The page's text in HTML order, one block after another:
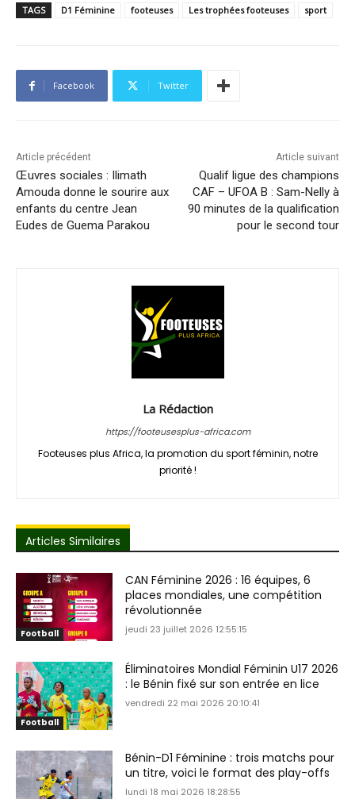
TAGS D1 Féminine footeuses Les trophées footeuses sport
Facebook Twitter
Article précédent
Œuvres sociales : Ilimath
Amouda donne le sourire aux
enfants du centre Jean
Eudes de Guema Parakou
Article suivant
Qualif ligue des champions
CAF – UFOA B : Sam-Nelly à
90 minutes de la qualification
pour le second tour
La Rédaction
https://footeusesplus-africa.com
Footeuses plus Africa, la promotion du sport féminin, notre
priorité !
Articles Similaires
Football
CAN Féminine 2026 : 16 équipes, 6
places mondiales, une compétition
révolutionnée
jeudi 23 juillet 2026 12:55:15
Football
Éliminatoires Mondial Féminin U17 2026
: le Bénin fixé sur son entrée en lice
vendredi 22 mai 2026 20:10:41
Bénin-D1 Féminine : trois matchs pour
un titre, voici le format des play-offs
lundi 18 mai 2026 18:28:55